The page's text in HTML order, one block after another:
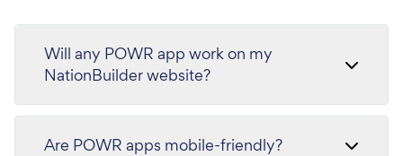
Will any POWR app work on my
NationBuilder website?
Are POWR apps mobile-friendly?